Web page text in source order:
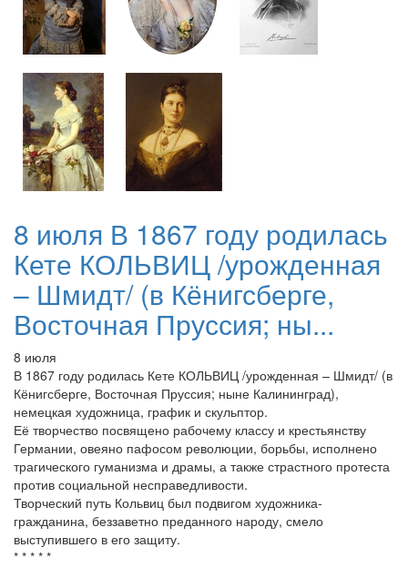
8 июля В 1867 году родилась
Кете КОЛЬВИЦ /урожденная
– Шмидт/ (в Кёнигсберге,
Восточная Пруссия; ны...
8 июля
В 1867 году родилась Кете КОЛЬВИЦ /урожденная – Шмидт/ (в
Кёнигсберге, Восточная Пруссия; ныне Калининград),
немецкая художница, график и скульптор.
Её творчество посвящено рабочему классу и крестьянству
Германии, овеяно пафосом революции, борьбы, исполнено
трагического гуманизма и драмы, а также страстного протеста
против социальной несправедливости.
Творческий путь Кольвиц был подвигом художника-
гражданина, беззаветно преданного народу, смело
выступившего в его защиту.
* * * * *